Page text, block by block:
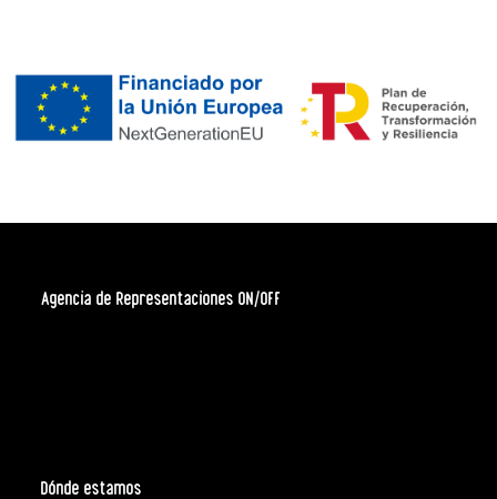
Agencia de Representaciones ON/OFF
Dónde estamos